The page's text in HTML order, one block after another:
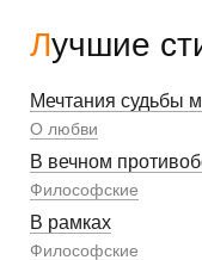
Лучшие
Мечтания судьбы
О любви
В вечном
Философские
В рамках
Философские